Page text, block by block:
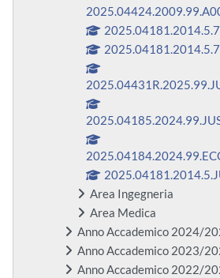
Area Ingegneria
Area Medica
Anno Accademico 2024/
Anno Accademico 2023/
Anno Accademico 2022/